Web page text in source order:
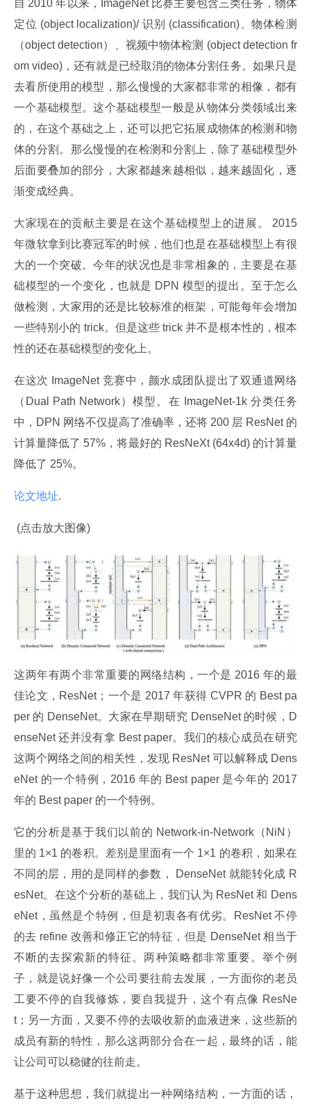
自 2010 年以来，ImageNet 比赛主要包含三类任务，物体
定位 (object localization)/ 识别 (classification)、物体检测
（object detection）、视频中物体检测 (object detection fr
om video)，还有就是已经取消的物体分割任务。如果只是
去看所使用的模型，那么慢慢的大家都非常的相像，都有
一个基础模型。这个基础模型一般是从物体分类领域出来
的，在这个基础之上，还可以把它拓展成物体的检测和物
体的分割。那么慢慢的在检测和分割上，除了基础模型外
后面要叠加的部分，大家都越来越相似，越来越固化，逐
渐变成经典。
大家现在的贡献主要是在这个基础模型上的进展。 2015
年微软拿到比赛冠军的时候，他们也是在基础模型上有很
大的一个突破。今年的状况也是非常相象的，主要是在基
础模型的一个变化，也就是 DPN 模型的提出。至于怎么
做检测，大家用的还是比较标准的框架，可能每年会增加
一些特别小的 trick。但是这些 trick 并不是根本性的，根本
性的还在基础模型的变化上。
在这次 ImageNet 竞赛中，颜水成团队提出了双通道网络
（Dual Path Network）模型。在 ImageNet-1k 分类任务
中，DPN 网络不仅提高了准确率，还将 200 层 ResNet 的
计算量降低了 57%，将最好的 ResNeXt (64x4d) 的计算量
降低了 25%。
论文地址.
(点击放大图像)
这两年有两个非常重要的网络结构，一个是 2016 年的最
佳论文，ResNet；一个是 2017 年获得 CVPR 的 Best pa
per 的 DenseNet。大家在早期研究 DenseNet 的时候，D
enseNet 还并没有拿 Best paper。我们的核心成员在研究
这两个网络之间的相关性，发现 ResNet 可以解释成 Dens
eNet 的一个特例，2016 年的 Best paper 是今年的 2017
年的 Best paper 的一个特例。
它的分析是基于我们以前的 Network-in-Network（NiN）
里的 1×1 的卷积。差别是里面有一个 1×1 的卷积，如果在
不同的层，用的是同样的参数， DenseNet 就能转化成 R
esNet。在这个分析的基础上，我们认为 ResNet 和 Dens
eNet，虽然是个特例，但是初衷各有优劣。ResNet 不停
的去 refine 改善和修正它的特征，但是 DenseNet 相当于
不断的去探索新的特征。两种策略都非常重要。举个例
子，就是说好像一个公司要往前去发展，一方面你的老员
工要不停的自我修炼，要自我提升，这个有点像 ResNe
t；另一方面，又要不停的去吸收新的血液进来，这些新的
成员有新的特性，那么这两部分合在一起，最终的话，能
让公司可以稳健的往前走。
基于这种思想，我们就提出一种网络结构，一方面的话，